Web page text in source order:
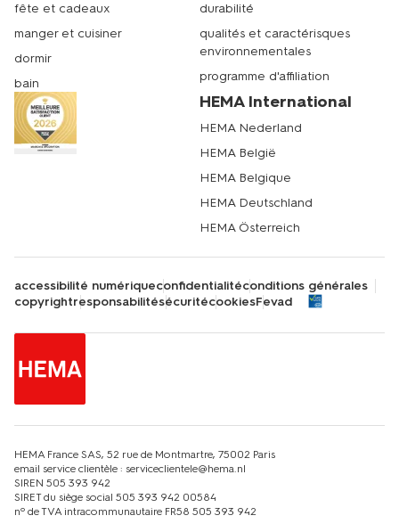
fête et cadeaux
manger et cuisiner
dormir
bain
durabilité
qualités et caractérisques
environnementales
programme d'affiliation
HEMA International
HEMA Nederland
HEMA België
HEMA Belgique
HEMA Deutschland
HEMA Österreich
accessibilité numériqueconfidentialitéconditions générales
copyrightresponsabilitésécuritécookiesFevad
HEMA France SAS, 52 rue de Montmartre, 75002 Paris
email service clientèle : serviceclientele@hema.nl
SIREN 505 393 942
SIRET du siège social 505 393 942 00584
nº de TVA intracommunautaire FR58 505 393 942